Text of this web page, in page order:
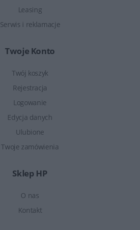
Leasing
Serwis i reklamacje
Twoje Konto
Twój koszyk
Rejestracja
Logowanie
Edycja danych
Ulubione
Twoje zamówienia
Sklep HP
O nas
Kontakt